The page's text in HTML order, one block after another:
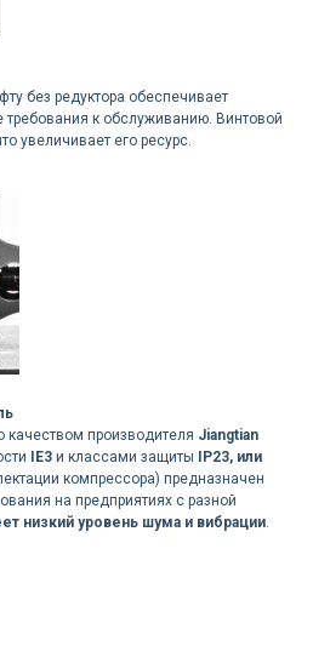
без редуктора обеспечивает
к обслуживанию. Винтовой
увеличивает его ресурс.
качеством производителя Jiangtian
IE3 и классами защиты
IP23, или
компрессора) предназначен
на предприятиях с разной
низкий уровень шума и вибрации.